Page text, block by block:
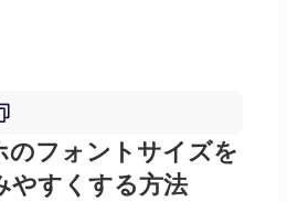
フォントサイズを
やすくする方法